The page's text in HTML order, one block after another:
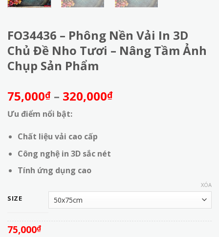
FO34436 – Phông Nền Vải In 3D
Chủ Đề Nho Tươi – Nâng Tầm Ảnh
Chụp Sản Phẩm
75,000₫ – 320,000₫Khoảng
Ưu điểm nổi bật:
Chất liệu vải cao cấp
Công nghệ in 3D sắc nét
Tính ứng dụng cao
SIZE
XÓA
75,000₫